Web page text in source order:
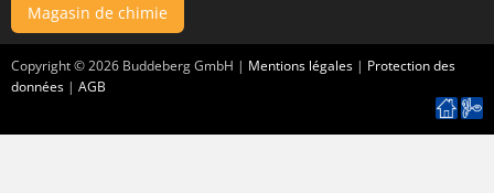
Magasin de chimie
Copyright ©2026 Buddeberg GmbH | Mentions légales | Protection des
données | AGB